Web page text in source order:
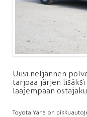
Uusi neljännen
tarjoaa järjen
laajempaan
Toyota Yaris on